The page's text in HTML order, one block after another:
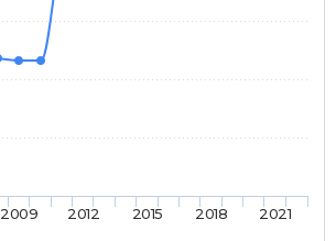
2009 2012 2015 2018 2021